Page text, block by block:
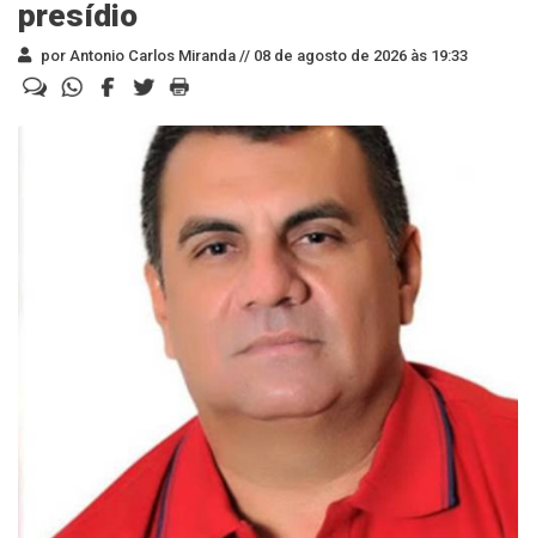
presídio
por Antonio Carlos Miranda // 08 de agosto de 2026 às 19:33